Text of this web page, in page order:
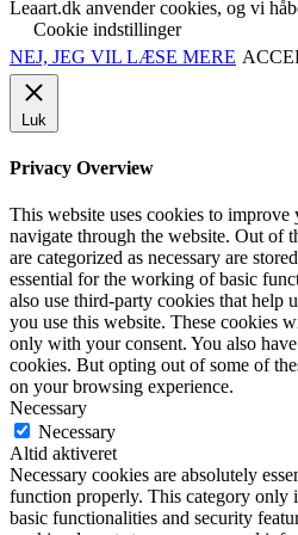
Leaart.dk anvender cookies, og vi
Cookie indstillinger
NEJ, JEG VIL LÆSE MERE
Luk
Privacy Overview
This website uses cookies to
navigate through the website. Out of
are categorized as necessary are
essential for the working of basic
also use third-party cookies that help
you use this website. These cookies
only with your consent. You also
cookies. But opting out of some of
on your browsing experience.
Necessary
Necessary
Altid aktiveret
Necessary cookies are absolutely
function properly. This category only
basic functionalities and security